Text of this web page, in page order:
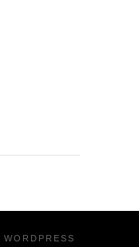
WORDPRESS